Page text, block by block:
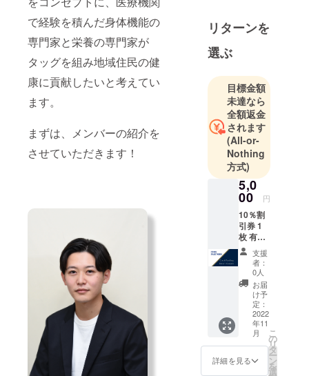
で経験を積んだ身体機能の
専門家と栄養の専門家が
タッグを組み地域住民の健
康に貢献したいと考えてい
ます。
まずは、メンバーの紹介を
させていただきます！
リターンを
選ぶ
目標金額
未達なら
全額返金
されます
(All-or-
Nothing
方式)
5,0
00 円
10％割
引券 1
枚 有効
期限：
２０２
３年１
２月末
支援
者：
0人
お届
け予
定：
2022
年11
月
詳細を見る
こ
の
リ
タ
ー
ン
を
選